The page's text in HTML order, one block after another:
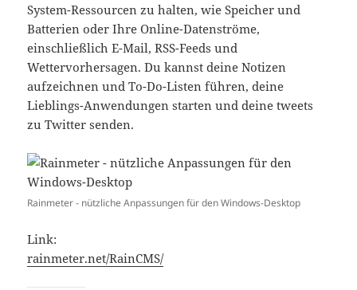
System-Ressourcen zu halten, wie Speicher und
Batterien oder Ihre Online-Datenströme,
einschließlich E-Mail, RSS-Feeds und
Wettervorhersagen. Du kannst deine Notizen
aufzeichnen und To-Do-Listen führen, deine
Lieblings-Anwendungen starten und deine tweets
zu Twitter senden.
Rainmeter - nützliche Anpassungen für den Windows-Desktop
Link:
rainmeter.net/RainCMS/